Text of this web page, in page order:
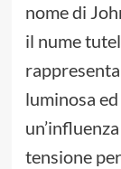
nome di
il nume
luminosa
tensione